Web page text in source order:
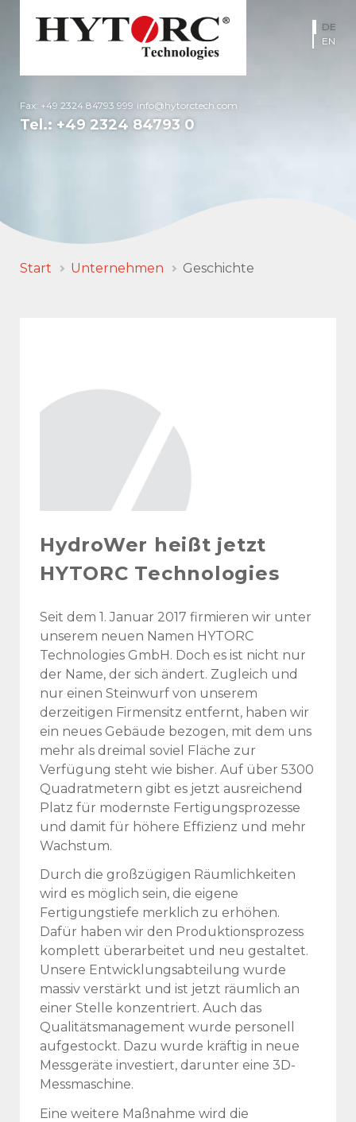
Fax: +49 2324 84793 999 info@hytorctech.com
Tel.: +49 2324 84793 0
DE
EN
Start Unternehmen Geschichte
HydroWer heißt jetzt
HYTORC Technologies
Seit dem 1. Januar 2017 firmieren wir unter
unserem neuen Namen HYTORC
Technologies GmbH. Doch es ist nicht nur
der Name, der sich ändert. Zugleich und
nur einen Steinwurf von unserem
derzeitigen Firmensitz entfernt, haben wir
ein neues Gebäude bezogen, mit dem uns
mehr als dreimal soviel Fläche zur
Verfügung steht wie bisher. Auf über 5300
Quadratmetern gibt es jetzt ausreichend
Platz für modernste Fertigungsprozesse
und damit für höhere Effizienz und mehr
Wachstum.
Durch die großzügigen Räumlichkeiten
wird es möglich sein, die eigene
Fertigungstiefe merklich zu erhöhen.
Dafür haben wir den Produktionsprozess
komplett überarbeitet und neu gestaltet.
Unsere Entwicklungsabteilung wurde
massiv verstärkt und ist jetzt räumlich an
einer Stelle konzentriert. Auch das
Qualitätsmanagement wurde personell
aufgestockt. Dazu wurde kräftig in neue
Messgeräte investiert, darunter eine 3D-
Messmaschine.
Eine weitere Maßnahme wird die